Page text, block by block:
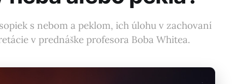
s nebom a peklom, ich úlohu v zachovaní
v prednáške profesora Boba Whitea.